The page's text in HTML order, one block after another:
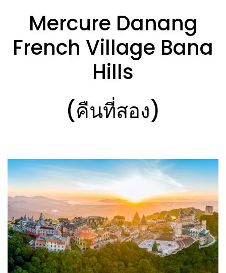
Mercure Danang
French Village Bana
Hills
(คืนที่สอง)